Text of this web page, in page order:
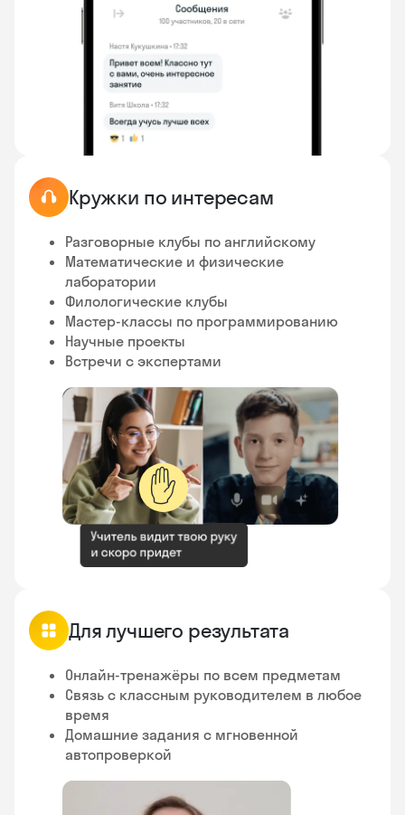
Кружки по интересам
Разговорные клубы по английскому
Математические и физические
лаборатории
Филологические клубы
Мастер-классы по программированию
Научные проекты
Встречи с экспертами
✋
Для лучшего результата
Онлайн-тренажёры по всем предметам
Связь с классным руководителем в любое
время
Домашние задания с мгновенной
автопроверкой